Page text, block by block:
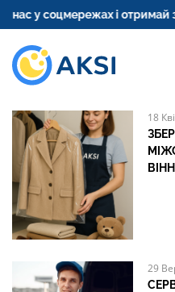
у соцмережах і отримай
18
29